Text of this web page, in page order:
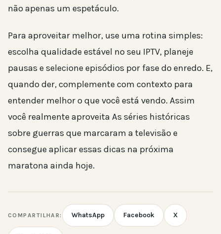
não apenas um espetáculo.
Para aproveitar melhor, use uma rotina simples:
escolha qualidade estável no seu IPTV, planeje
pausas e selecione episódios por fase do enredo. E,
quando der, complemente com contexto para
entender melhor o que você está vendo. Assim
você realmente aproveita As séries históricas
sobre guerras que marcaram a televisão e
consegue aplicar essas dicas na próxima
maratona ainda hoje.
COMPARTILHAR: WhatsApp Facebook X